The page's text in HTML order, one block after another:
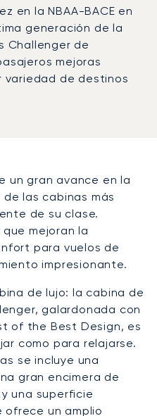
en la NBAA-BACE en
generación de la
Challenger de
mejoras
variedad de destinos
un gran avance en la
las cabinas más
de su clase.
mejoran la
para vuelos de
impresionante.
de lujo: la cabina de
galardonada con
of the Best Design, es
como para relajarse.
se incluye una
gran encimera de
una superficie
ofrece un amplio